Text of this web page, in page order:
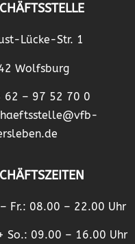
Lücke-Str. 1
Wolfsburg
62 – 97 52 70 0
Fr.: 08.00 – 22.00 Uhr
So.: 09.00 – 16.00 Uhr